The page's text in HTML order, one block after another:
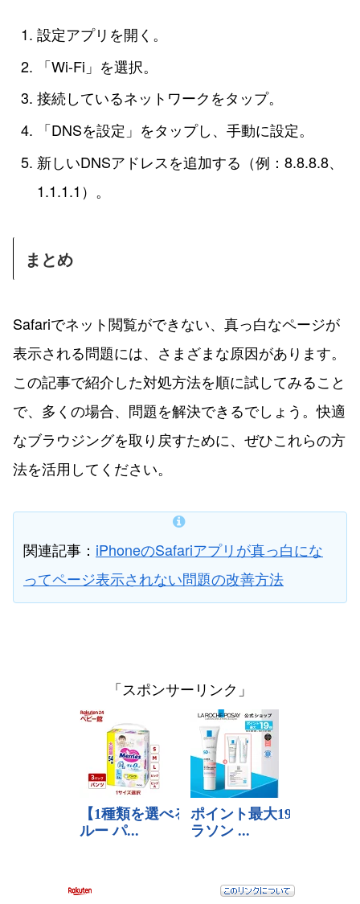
設定アプリを開く。
「Wi-Fi」を選択。
接続しているネットワークをタップ。
「DNSを設定」をタップし、手動に設定。
新しいDNSアドレスを追加する（例：8.8.8.8、
1.1.1.1）。
まとめ
Safariでネット閲覧ができない、真っ白なページが
表示される問題には、さまざまな原因があります。
この記事で紹介した対処方法を順に試してみること
で、多くの場合、問題を解決できるでしょう。快適
なブラウジングを取り戻すために、ぜひこれらの方
法を活用してください。
関連記事： iPhoneのSafariアプリが真っ白にな
ってページ表示されない問題の改善方法
「スポンサーリンク」